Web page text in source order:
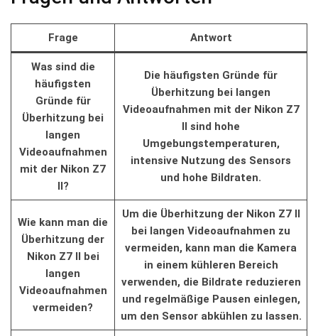
Frage Antwort
Was sind die
häufigsten
Gründe für
Überhitzung bei
langen
Videoaufnahmen
mit der Nikon Z7
II?
Die häufigsten Gründe für
Überhitzung bei langen
‍Videoaufnahmen⁢ mit⁣ der Nikon Z7
II ​sind hohe
Umgebungstemperaturen,
intensive Nutzung des⁤ Sensors
und hohe Bildraten.
Wie kann man⁤ die
​Überhitzung‌ der
Nikon Z7‍ II ‍bei
langen‌
Videoaufnahmen
vermeiden?
Um die Überhitzung ⁣der Nikon ⁣Z7 ⁢II
bei langen Videoaufnahmen zu
vermeiden, kann man⁢ die Kamera
in ‌einem kühleren ​Bereich
verwenden, ⁢die Bildrate reduzieren‌
und regelmäßige Pausen ‌einlegen,
⁣um‌ den Sensor⁢ abkühlen zu lassen.